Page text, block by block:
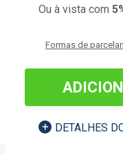
Ou à vista com
Formas de
DETALHES